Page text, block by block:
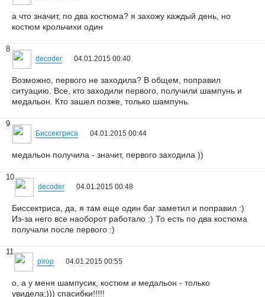
а что значит, по два костюма? я захожу каждый день, но
костюм крольчихи один
8
decoder 04.01.2015 00:40
Возможно, первого не заходила? В общем, поправил
ситуацию. Все, кто заходили первого, получили шампунь и
медальон. Кто зашел позже, только шампунь.
9
Биссектриса 04.01.2015 00:44
медальон получила - значит, первого заходила ))
10
decoder 04.01.2015 00:48
Биссектриса, да, я там еще один баг заметил и поправил :)
Из-за него все наоборот работало :) То есть по два костюма
получали после первого :)
11
pirop 04.01.2015 00:55
о, а у меня шампусик, костюм и медальон - только
увидела;))) спасибки!!!!!